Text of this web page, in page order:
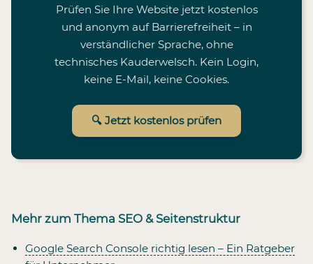
Prüfen Sie Ihre Website jetzt kostenlos
und anonym auf Barrierefreiheit – in
verständlicher Sprache, ohne
technisches Kauderwelsch. Kein Login,
keine E-Mail, keine Cookies.
🔍 Jetzt kostenlos prüfen
Mehr zum Thema SEO & Seitenstruktur
Google Search Console richtig lesen – Ein Ratgeber